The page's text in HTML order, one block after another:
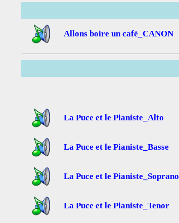
Allons boire un café_CANON
La Puce et le Pianiste_Alto
La Puce et le Pianiste_Basse
La Puce et le Pianiste_Soprano
La Puce et le Pianiste_Tenor